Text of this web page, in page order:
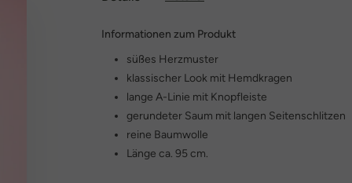
Informationen zum Produkt
süßes Herzmuster
klassischer Look mit Hemdkragen
lange A-Linie mit Knopfleiste
gerundeter Saum mit langen Seitenschlitzen
reine Baumwolle
Länge ca. 95 cm.